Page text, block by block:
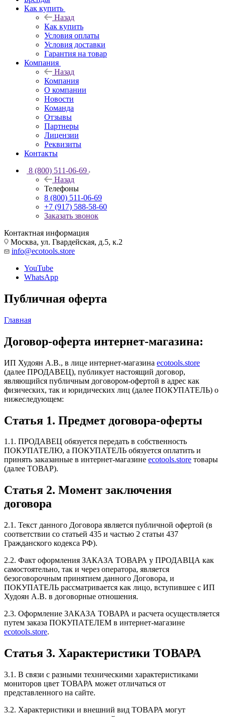
Как купить
Назад
Как купить
Условия оплаты
Условия доставки
Гарантия на товар
Компания
Назад
Компания
О компании
Новости
Команда
Отзывы
Партнеры
Лицензии
Реквизиты
Контакты
8 (800) 511-06-69
Назад
Телефоны
8 (800) 511-06-69
+7 (917) 588-58-60
Заказать звонок
Контактная информация
Москва, ул. Гвардейская, д.5, к.2
info@ecotools.store
YouTube
WhatsApp
Публичная оферта
Главная
Договор-оферта интернет-магазина:
ИП Худоян А.В., в лице интернет-магазина ecotools.store
(далее ПРОДАВЕЦ), публикует настоящий договор,
являющийся публичным договором-офертой в адрес как
физических, так и юридических лиц (далее ПОКУПАТЕЛЬ) о
нижеследующем:
Статья 1. Предмет договора-оферты
1.1. ПРОДАВЕЦ обязуется передать в собственность
ПОКУПАТЕЛЮ, а ПОКУПАТЕЛЬ обязуется оплатить и
принять заказанные в интернет-магазине ecotools.store товары
(далее ТОВАР).
Статья 2. Момент заключения
договора
2.1. Текст данного Договора является публичной офертой (в
соответствии со статьей 435 и частью 2 статьи 437
Гражданского кодекса РФ).
2.2. Факт оформления ЗАКАЗА ТОВАРА у ПРОДАВЦА как
самостоятельно, так и через оператора, является
безоговорочным принятием данного Договора, и
ПОКУПАТЕЛЬ рассматривается как лицо, вступившее с ИП
Худоян А.В. в договорные отношения.
2.3. Оформление ЗАКАЗА ТОВАРА и расчета осуществляется
путем заказа ПОКУПАТЕЛЕМ в интернет-магазине
ecotools.store.
Статья 3. Характеристики ТОВАРА
3.1. В связи с разными техническими характеристиками
мониторов цвет ТОВАРА может отличаться от
представленного на сайте.
3.2. Характеристики и внешний вид ТОВАРА могут